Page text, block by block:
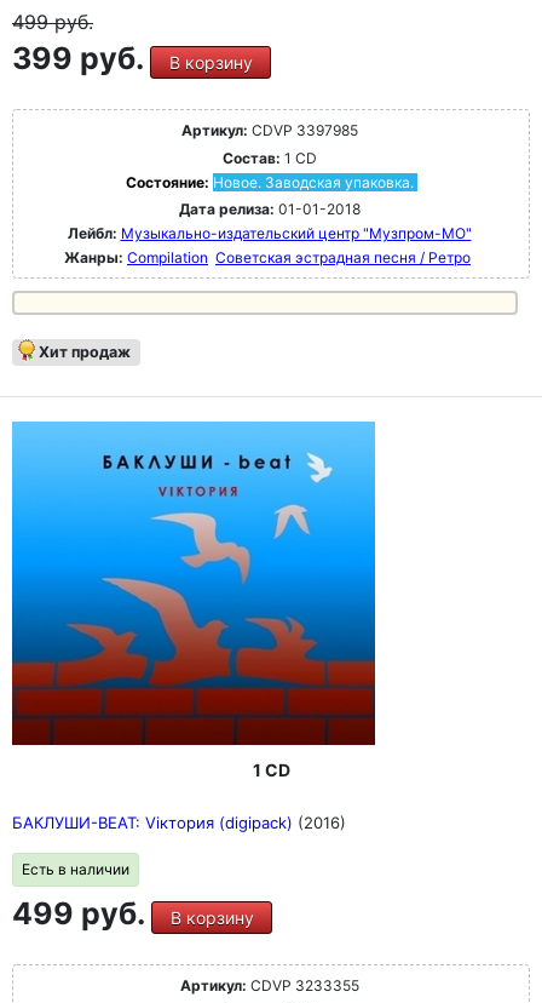
499руб.
399 руб. В корзину
Артикул: CDVP 3397985
Состав: 1 CD
Состояние: Новое. Заводская упаковка.
Дата релиза: 01-01-2018
Лейбл: Музыкально-издательский центр "Музпром-МО"
Жанры: Compilation Советская эстрадная песня / Ретро
Хит продаж
1 CD
БАКЛУШИ-BEAT: Viктория (digipack) (2016)
Есть в наличии
499 руб. В корзину
Артикул: CDVP 3233355